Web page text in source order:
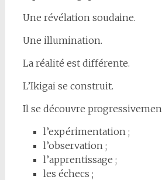
Une révélation soudaine.
Une illumination.
La réalité est différente.
L’Ikigai se construit.
Il se découvre
l’expérimentation ;
l’observation ;
l’apprentissage ;
les échecs ;